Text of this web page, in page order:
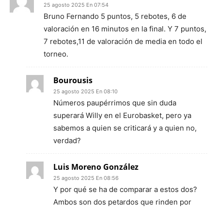
25 agosto 2025 En 07:54
Bruno Fernando 5 puntos, 5 rebotes, 6 de
valoración en 16 minutos en la final. Y 7 puntos,
7 rebotes,11 de valoración de media en todo el
torneo.
Bourousis
25 agosto 2025 En 08:10
Números paupérrimos que sin duda
superará Willy en el Eurobasket, pero ya
sabemos a quien se criticará y a quien no,
verdad?
Luis Moreno González
25 agosto 2025 En 08:56
Y por qué se ha de comparar a estos dos?
Ambos son dos petardos que rinden por